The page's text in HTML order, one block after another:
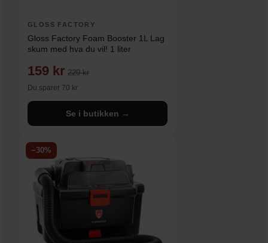
GLOSS FACTORY
Gloss Factory Foam Booster 1L Lag
skum med hva du vil! 1 liter
159 kr 229 kr
Du sparer 70 kr
Se i butikken →
−30%